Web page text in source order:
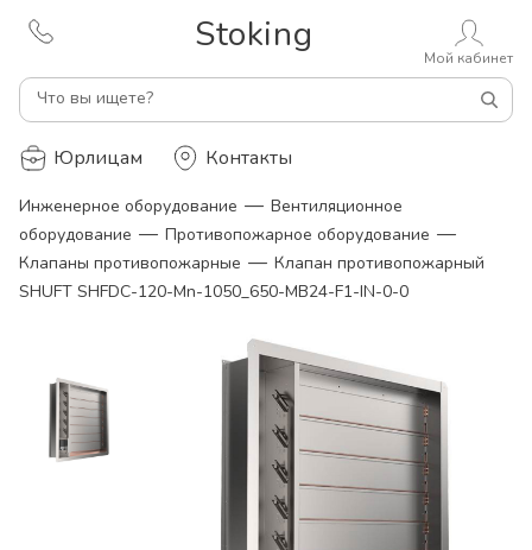
Stoking
Что вы ищете?
Мой кабинет
Юрлицам Контакты
Инженерное оборудование — Вентиляционное
оборудование — Противопожарное оборудование —
Клапаны противопожарные — Клапан противопожарный
SHUFT SHFDC-120-Mn-1050_650-MB24-F1-IN-0-0